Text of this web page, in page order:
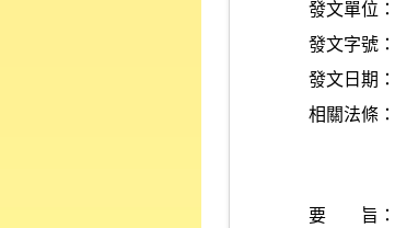
發文單位：
發文字號：
發文日期：
相關法條：
要 旨：